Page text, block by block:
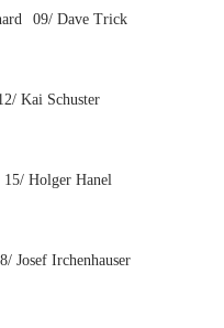
09/ Dave Trick
Kai Schuster
15/ Holger Hanel
Josef Irchenhauser